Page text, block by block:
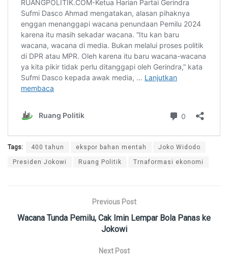
Tags: 400 tahun ekspor bahan mentah Joko Widodo
Presiden Jokowi Ruang Politik Trnaformasi ekonomi
Previous Post
Wacana Tunda Pemilu, Cak Imin Lempar Bola Panas ke
Jokowi
Next Post